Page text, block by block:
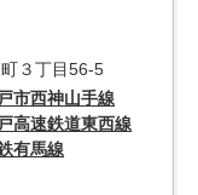
３丁目56-5
市西神山手線
高速鉄道東西線
有馬線